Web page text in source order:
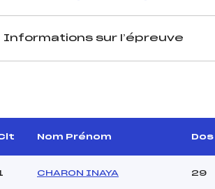
Informations sur l’épreuve
:
:
Nom Prénom Dos
CHARON INAYA 29